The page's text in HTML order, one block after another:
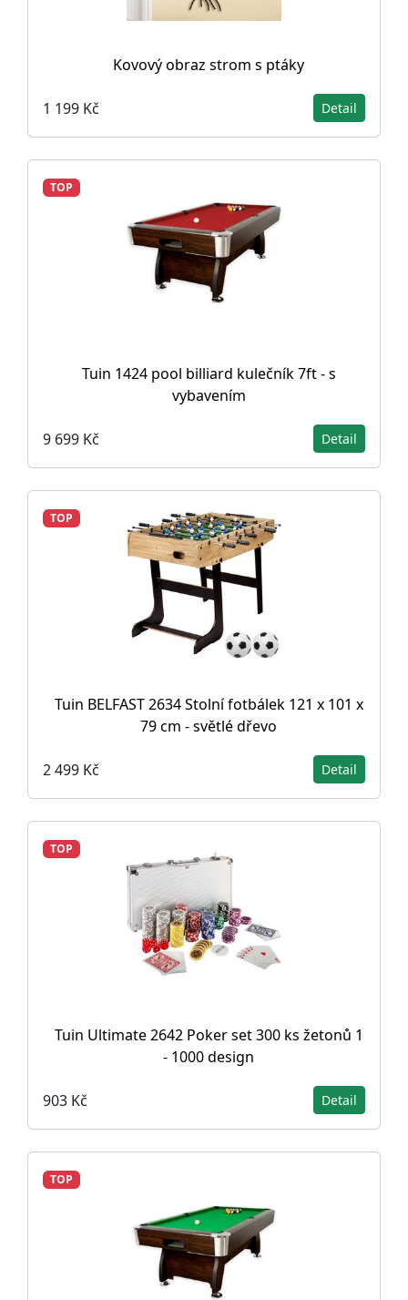
Kovový obraz strom s ptáky
1 199 Kč Detail
TOP
Tuin 1424 pool billiard kulečník 7ft - s
vybavením
9 699 Kč Detail
TOP
Tuin BELFAST 2634 Stolní fotbálek 121 x 101 x
79 cm - světlé dřevo
2 499 Kč Detail
TOP
Tuin Ultimate 2642 Poker set 300 ks žetonů 1
- 1000 design
903 Kč Detail
TOP